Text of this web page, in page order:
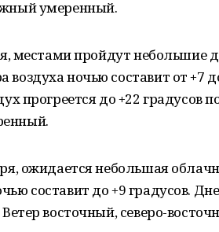
умеренный.
местами пройдут небольшие
ночью составит от +7
прогреется до +22 градусов
ожидается небольшая
составит до +9 градусов.
восточный, северо-